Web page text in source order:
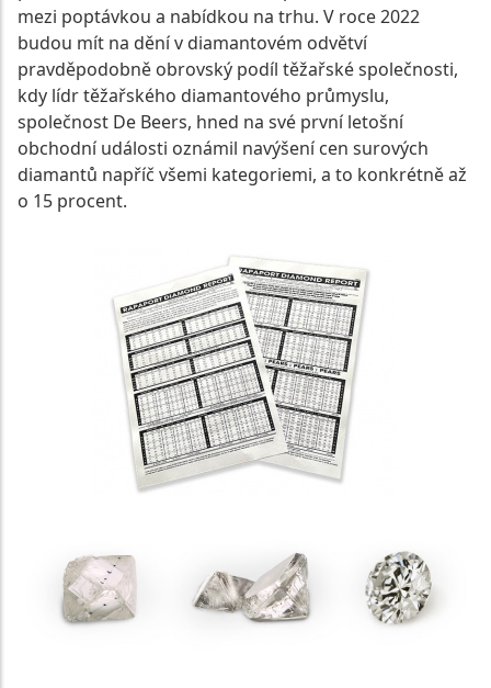
mezi poptávkou a nabídkou na trhu. V roce 2022
budou mít na dění v diamantovém odvětví
pravděpodobně obrovský podíl těžařské společnosti,
kdy lídr těžařského diamantového průmyslu,
společnost De Beers, hned na své první letošní
obchodní události oznámil navýšení cen surových
diamantů napříč všemi kategoriemi, a to konkrétně až
o 15 procent.